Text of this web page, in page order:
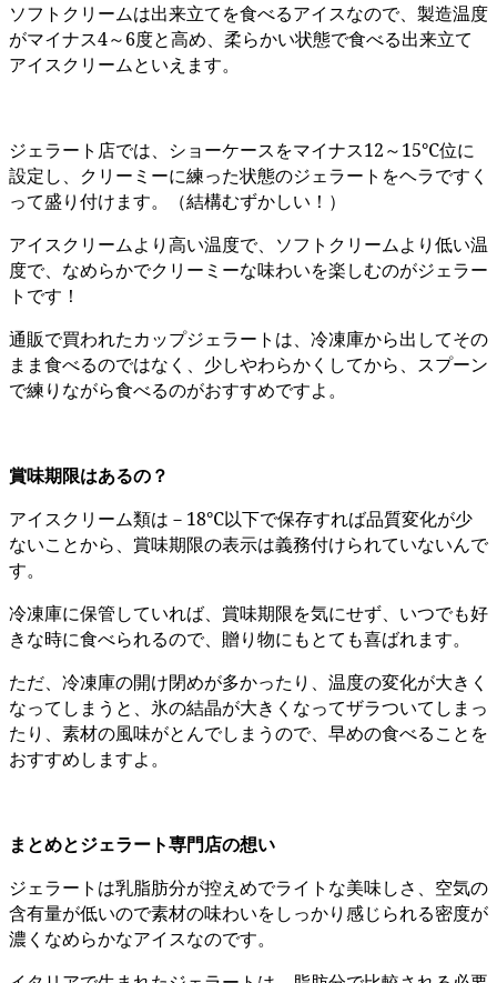
ソフトクリームは出来立てを食べるアイスなので、製造温度
がマイナス4～6度と高め、柔らかい状態で食べる出来立て
アイスクリームといえます。
ジェラート店では、ショーケースをマイナス12～15℃位に
設定し、クリーミーに練った状態のジェラートをヘラですく
って盛り付けます。（結構むずかしい！）
アイスクリームより高い温度で、ソフトクリームより低い温
度で、なめらかでクリーミーな味わいを楽しむのがジェラー
トです！
通販で買われたカップジェラートは、冷凍庫から出してその
まま食べるのではなく、少しやわらかくしてから、スプーン
で練りながら食べるのがおすすめですよ。
賞味期限はあるの？
アイスクリーム類は－18℃以下で保存すれば品質変化が少
ないことから、賞味期限の表示は義務付けられていないんで
す。
冷凍庫に保管していれば、賞味期限を気にせず、いつでも好
きな時に食べられるので、贈り物にもとても喜ばれます。
ただ、冷凍庫の開け閉めが多かったり、温度の変化が大きく
なってしまうと、氷の結晶が大きくなってザラついてしまっ
たり、素材の風味がとんでしまうので、早めの食べることを
おすすめしますよ。
まとめとジェラート専門店の想い
ジェラートは乳脂肪分が控えめでライトな美味しさ、空気の
含有量が低いので素材の味わいをしっかり感じられる密度が
濃くなめらかなアイスなのです。